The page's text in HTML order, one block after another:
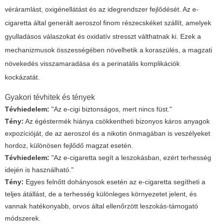
véráramlást, oxigénellátást és az idegrendszer fejlődését. Az e-
cigaretta által generált aeroszol finom részecskéket szállít, amelyek
gyulladásos válaszokat és oxidatív stresszt válthatnak ki. Ezek a
mechanizmusok összességében növelhetik a koraszülés, a magzati
növekedés visszamaradása és a perinatális komplikációk
kockázatát.
Gyakori tévhitek és tények
Tévhiedelem: "Az e-cigi biztonságos, mert nincs füst."
Tény: Az égéstermék hiánya csökkentheti bizonyos káros anyagok
expozícióját, de az aeroszol és a nikotin önmagában is veszélyeket
hordoz, különösen fejlődő magzat esetén.
Tévhiedelem: "Az e-cigaretta segít a leszokásban, ezért terhesség
idején is használható."
Tény: Egyes felnőtt dohányosok esetén az e-cigaretta segítheti a
teljes átállást, de a terhesség különleges környezetet jelent, és
vannak hatékonyabb, orvos által ellenőrzött leszokás-támogató
módszerek.